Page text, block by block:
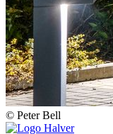
© Peter Bell